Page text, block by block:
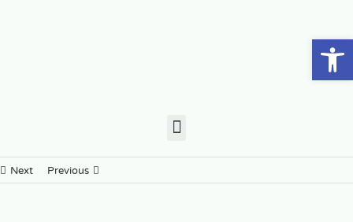
פתח סרגל נגישות
Previous
Next